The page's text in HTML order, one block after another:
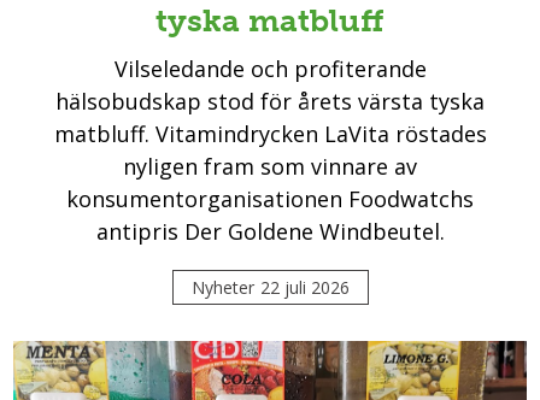
tyska matbluff
Vilseledande och profiterande
hälsobudskap stod för årets värsta tyska
matbluff. Vitamindrycken LaVita röstades
nyligen fram som vinnare av
konsumentorganisationen Foodwatchs
antipris Der Goldene Windbeutel.
Nyheter 22 juli 2026